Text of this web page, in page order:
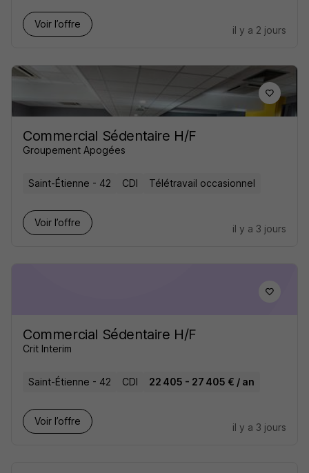
Voir l’offre
il y a 2 jours
Commercial Sédentaire H/F
Groupement Apogées
Saint-Étienne - 42 CDI Télétravail occasionnel
Voir l’offre
il y a 3 jours
Commercial Sédentaire H/F
Crit Interim
Saint-Étienne - 42 CDI 22 405 - 27 405 € / an
Voir l’offre
il y a 3 jours